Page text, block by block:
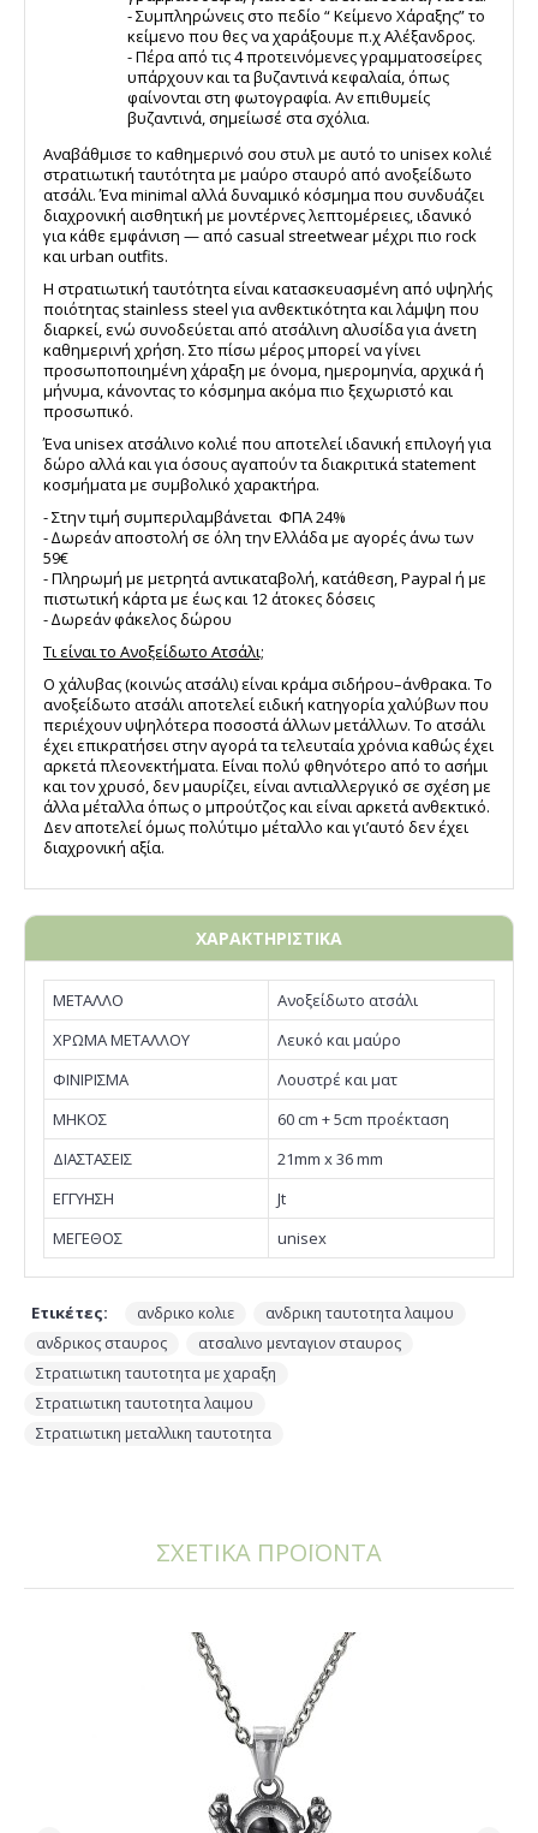
- Συμπληρώνεις στο πεδίο “ Κείμενο Χάραξης” το
κείμενο που θες να χαράξουμε π.χ Αλέξανδρος.
- Πέρα από τις 4 προτεινόμενες γραμματοσείρες
υπάρχουν και τα βυζαντινά κεφαλαία, όπως
φαίνονται στη φωτογραφία. Αν επιθυμείς
βυζαντινά, σημείωσέ στα σχόλια.
Αναβάθμισε το καθημερινό σου στυλ με αυτό το unisex κολιέ
στρατιωτική ταυτότητα με μαύρο σταυρό από ανοξείδωτο
ατσάλι. Ένα minimal αλλά δυναμικό κόσμημα που συνδυάζει
διαχρονική αισθητική με μοντέρνες λεπτομέρειες, ιδανικό
για κάθε εμφάνιση — από casual streetwear μέχρι πιο rock
και urban outfits.
Η στρατιωτική ταυτότητα είναι κατασκευασμένη από υψηλής
ποιότητας stainless steel για ανθεκτικότητα και λάμψη που
διαρκεί, ενώ συνοδεύεται από ατσάλινη αλυσίδα για άνετη
καθημερινή χρήση. Στο πίσω μέρος μπορεί να γίνει
προσωποποιημένη χάραξη με όνομα, ημερομηνία, αρχικά ή
μήνυμα, κάνοντας το κόσμημα ακόμα πιο ξεχωριστό και
προσωπικό.
Ένα unisex ατσάλινο κολιέ που αποτελεί ιδανική επιλογή για
δώρο αλλά και για όσους αγαπούν τα διακριτικά statement
κοσμήματα με συμβολικό χαρακτήρα.
- Στην τιμή συμπεριλαμβάνεται ΦΠΑ 24%
- ∆ωρεάν αποστολή σε όλη την Ελλάδα με αγορές άνω των
59€
- Πληρωμή με μετρητά αντικαταβολή, κατάθεση, Paypal ή με
πιστωτική κάρτα με έως και 12 άτοκες δόσεις
- ∆ωρεάν φάκελος δώρου
Τι είναι το Ανοξείδωτο Ατσάλι;
Ο χάλυβας (κοινώς ατσάλι) είναι κράμα σιδήρου–άνθρακα. Το
ανοξείδωτο ατσάλι αποτελεί ειδική κατηγορία χαλύβων που
περιέχουν υψηλότερα ποσοστά άλλων μετάλλων. Το ατσάλι
έχει επικρατήσει στην αγορά τα τελευταία χρόνια καθώς έχει
αρκετά πλεονεκτήματα. Είναι πολύ φθηνότερο από το ασήμι
και τον χρυσό, δεν μαυρίζει, είναι αντιαλλεργικό σε σχέση με
άλλα μέταλλα όπως ο μπρούτζος και είναι αρκετά ανθεκτικό.
Δεν αποτελεί όμως πολύτιμο μέταλλο και γι’αυτό δεν έχει
διαχρονική αξία.
ΧΑΡΑΚΤΗΡΙΣΤΙΚΑ
ΜΕΤΑΛΛΟ
Ανοξείδωτο ατσάλι
ΧΡΩΜΑ ΜΕΤΑΛΛΟΥ
Λευκό και μαύρο
ΦΙΝΙΡΙΣΜΑ
Λουστρέ και ματ
ΜΗΚΟΣ
60 cm + 5cm προέκταση
ΔΙΑΣΤΑΣΕΙΣ
21mm x 36 mm
EΓΓΥΗΣΗ
Jt
ΜΕΓΕΘΟΣ
unisex
Ετικέτες: ανδρικο κολιε ανδρικη ταυτοτητα λαιμου
ανδρικος σταυρος ατσαλινο μενταγιον σταυρος
Στρατιωτικη ταυτοτητα με χαραξη
Στρατιωτικη ταυτοτητα λαιμου
Στρατιωτικη μεταλλικη ταυτοτητα
ΣΧΕΤΙΚΑ ΠΡΟΪΟΝΤΑ